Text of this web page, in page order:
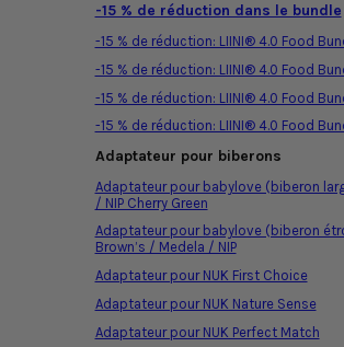
-15 % de réduction dans le bundle
-15 % de réduction: LIINI® 4.0 Food
-15 % de réduction: LIINI® 4.0 Food
-15 % de réduction: LIINI® 4.0 Food
-15 % de réduction: LIINI® 4.0 Food
Adaptateur pour biberons
Adaptateur pour babylove (biberon
/ NIP Cherry Green
Adaptateur pour babylove (biberon
Brown’s / Medela / NIP
Adaptateur pour NUK First Choice
Adaptateur pour NUK Nature Sense
Adaptateur pour NUK Perfect Match